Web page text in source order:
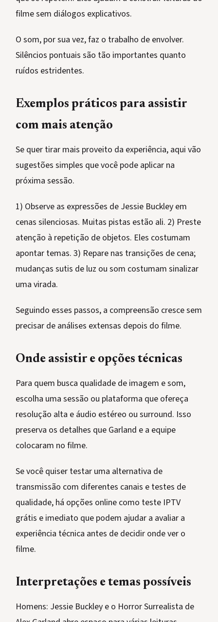
filme sem diálogos explicativos.
O som, por sua vez, faz o trabalho de envolver.
Silêncios pontuais são tão importantes quanto
ruídos estridentes.
Exemplos práticos para assistir
com mais atenção
Se quer tirar mais proveito da experiência, aqui vão
sugestões simples que você pode aplicar na
próxima sessão.
1) Observe as expressões de Jessie Buckley em
cenas silenciosas. Muitas pistas estão ali. 2) Preste
atenção à repetição de objetos. Eles costumam
apontar temas. 3) Repare nas transições de cena;
mudanças sutis de luz ou som costumam sinalizar
uma virada.
Seguindo esses passos, a compreensão cresce sem
precisar de análises extensas depois do filme.
Onde assistir e opções técnicas
Para quem busca qualidade de imagem e som,
escolha uma sessão ou plataforma que ofereça
resolução alta e áudio estéreo ou surround. Isso
preserva os detalhes que Garland e a equipe
colocaram no filme.
Se você quiser testar uma alternativa de
transmissão com diferentes canais e testes de
qualidade, há opções online como teste IPTV
grátis e imediato que podem ajudar a avaliar a
experiência técnica antes de decidir onde ver o
filme.
Interpretações e temas possíveis
Homens: Jessie Buckley e o Horror Surrealista de